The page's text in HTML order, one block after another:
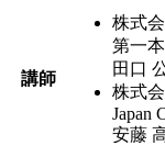
講師
株式
第一
田口
株式
Japan
安藤